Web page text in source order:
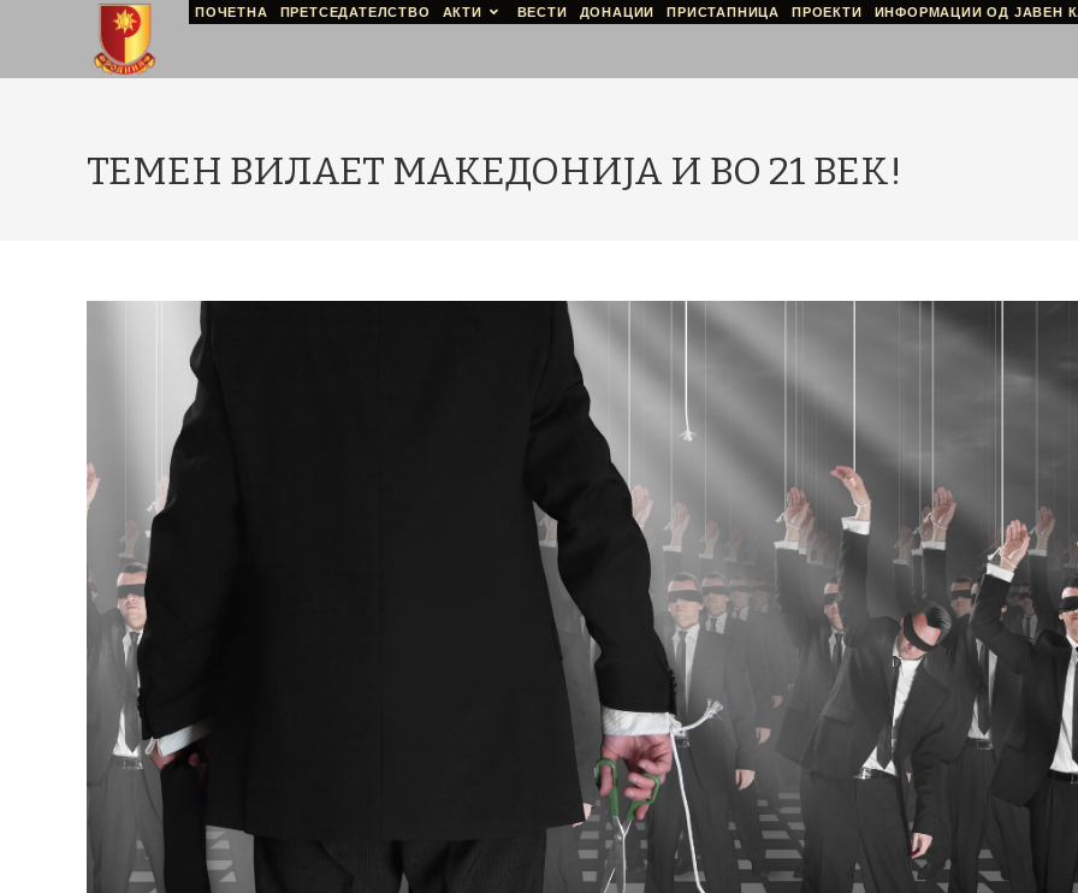
ПОЧЕТНА ПРЕТСЕДАТЕЛСТВО АКТИ ВЕСТИ ДОНАЦИИ ПРИСТАПНИЦА ПРОЕКТИ ИНФОРМАЦИИ ОД ЈАВЕН
ТЕМЕН ВИЛАЕТ МАКЕДОНИЈА И ВО 21 ВЕК!